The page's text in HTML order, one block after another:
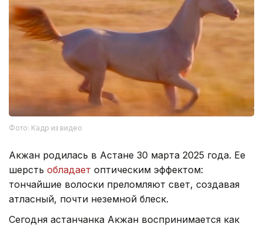
Фото: Кадр из видео
Акжан родилась в Астане 30 марта 2025 года. Ее
шерсть обладает оптическим эффектом:
тончайшие волоски преломляют свет, создавая
атласный, почти неземной блеск.
Сегодня астанчанка Акжан воспринимается как